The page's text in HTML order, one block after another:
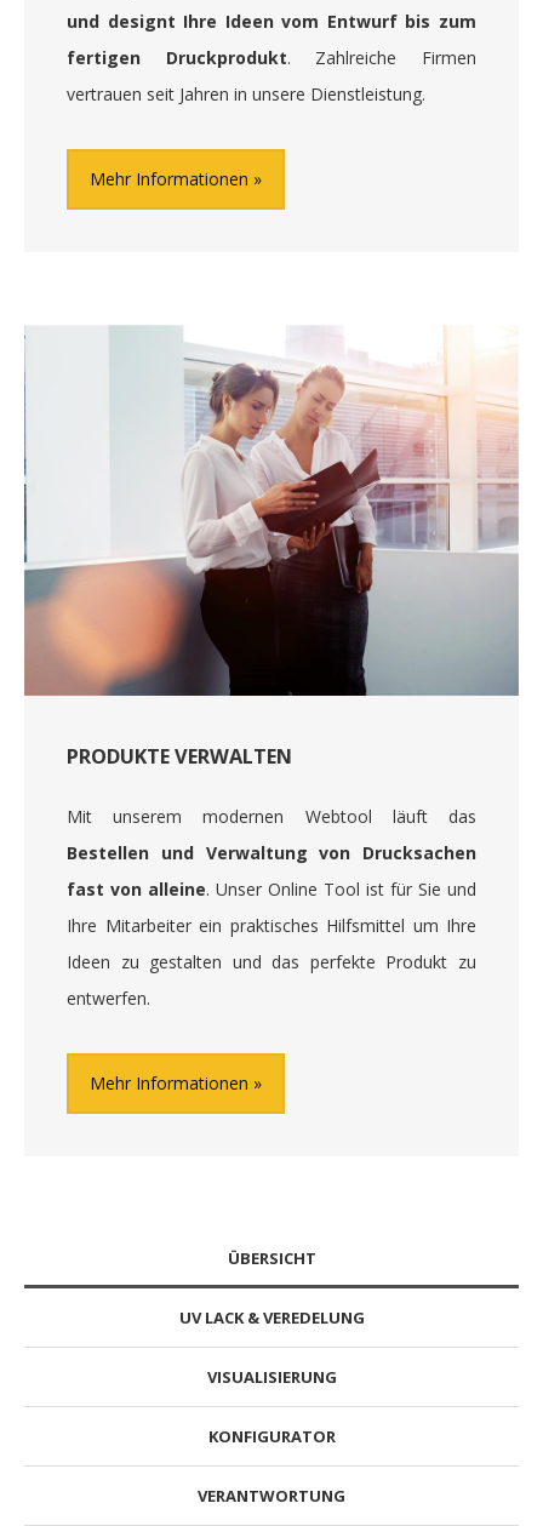
und designt Ihre Ideen vom Entwurf bis zum
fertigen Druckprodukt. Zahlreiche Firmen
vertrauen seit Jahren in unsere Dienstleistung.
Mehr Informationen
PRODUKTE VERWALTEN
Mit unserem modernen Webtool läuft das
Bestellen und Verwaltung von Drucksachen
fast von alleine. Unser Online Tool ist für Sie und
Ihre Mitarbeiter ein praktisches Hilfsmittel um Ihre
Ideen zu gestalten und das perfekte Produkt zu
entwerfen.
Mehr Informationen
ÜBERSICHT
UV LACK & VEREDELUNG
VISUALISIERUNG
KONFIGURATOR
VERANTWORTUNG